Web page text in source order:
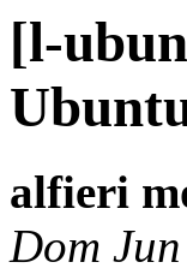
[l-
alfieri
Dom